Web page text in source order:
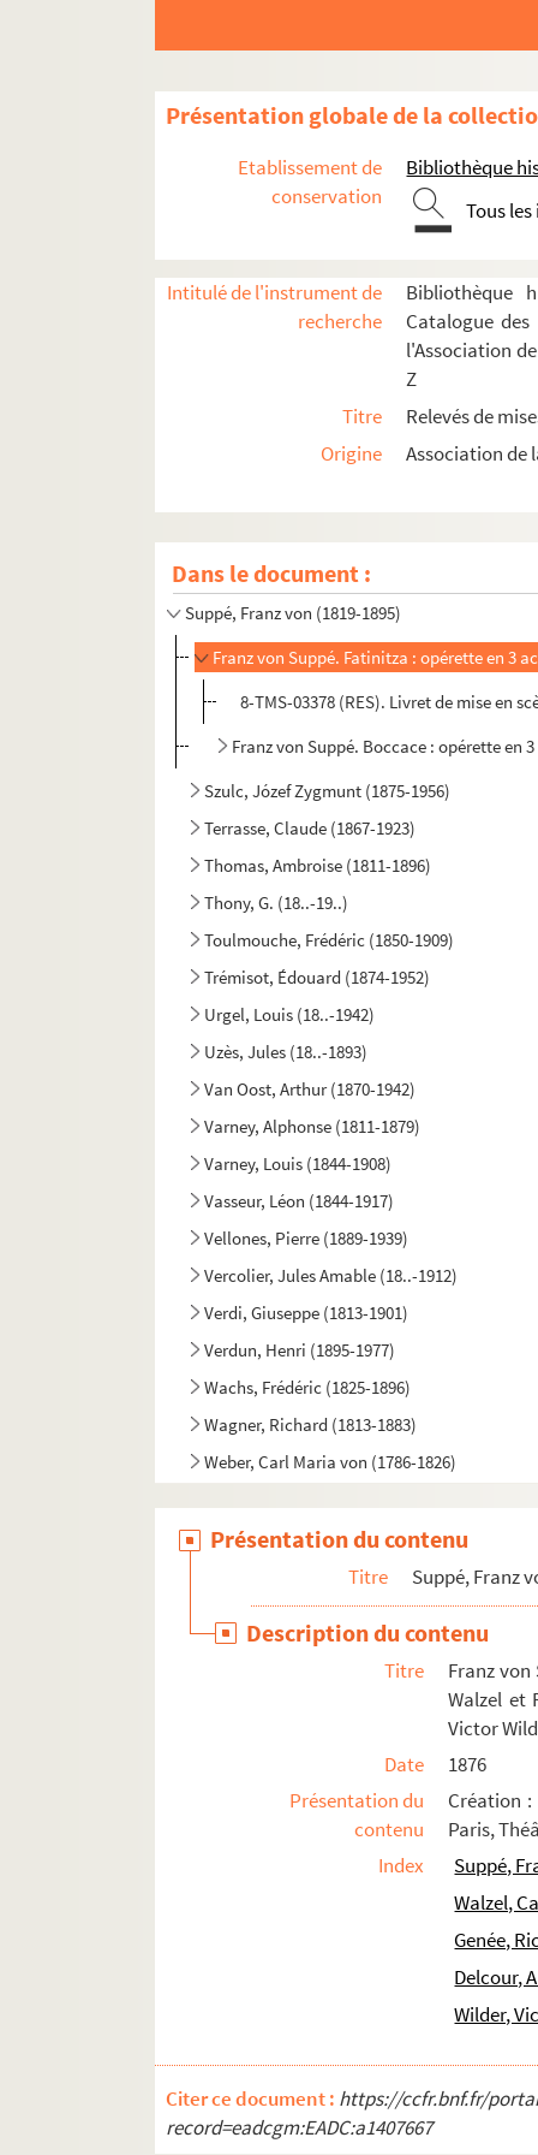
Présentation globale de la
Etablissement de
conservation
Bibliothèque
Tous
Intitulé de l'instrument de
recherche
Bibliothèque
Catalogue
l'Association
Z
Titre
Relevés de
Origine
Association de
Dans le document :
Samuel-Rousseau, Marcel (1882-1955)
Schmitt, Florent (1870-1958)
Schubert, Franz (1797-1828)
Schumann, Robert (1810-1856)
Scotto, Vincent (1876-1952)
Serpette, Gaston (1846-1904)
Sièstro, Jean (18..-19..)
Silver, Charles (1868-1949)
Simons, Moïse (1889?-1945)
Spontini, Gaspare (1774-1851)
Steck, Paul (1866-1924)
Strauss, Johann (1825-1899)
Strauss, Richard (1864-1949)
Suppé, Franz von (1819-1895)
Franz von Suppé. Fatinitza : opérette en 3
8-TMS-03378 (RES). Livret de mise en
Franz von Suppé. Boccace : opérette en
Szulc, Józef Zygmunt (1875-1956)
Terrasse, Claude (1867-1923)
Thomas, Ambroise (1811-1896)
Thony, G. (18..-19..)
Toulmouche, Frédéric (1850-1909)
Trémisot, Édouard (1874-1952)
Urgel, Louis (18..-1942)
Uzès, Jules (18..-1893)
Van Oost, Arthur (1870-1942)
Varney, Alphonse (1811-1879)
Varney, Louis (1844-1908)
Vasseur, Léon (1844-1917)
Vellones, Pierre (1889-1939)
Vercolier, Jules Amable (18..-1912)
Verdi, Giuseppe (1813-1901)
Verdun, Henri (1895-1977)
Wachs, Frédéric (1825-1896)
Wagner, Richard (1813-1883)
Weber, Carl Maria von (1786-1826)
Wormser, André (1851-1926)
Youmans, Vincent (1898-1946)
Yvain, Maurice (1891-1965)
Zandonai, Riccardo (1883-1944)
Compositeurs non identifiés
Présentation du contenu
Titre Suppé, Franz
Description du contenu
Titre
Franz von
Walzel et
Victor
Date
1876
Présentation du
contenu
Création
Paris,
Index
Suppé,
Walzel,
Genée,
Delcour,
Wilder,
Citer ce document : https://ccfr.bnf.fr/
record=eadcgm:EADC:a1407667